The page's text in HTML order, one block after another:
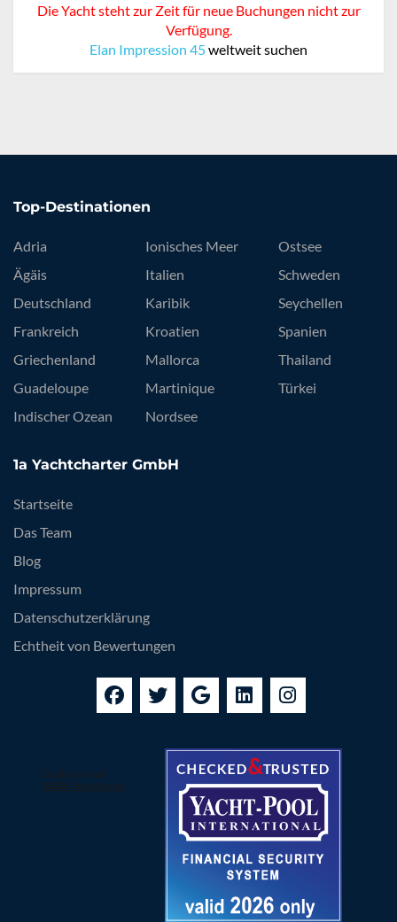
Die Yacht steht zur Zeit für neue Buchungen nicht zur
Verfügung.
Elan Impression 45weltweit suchen
Top-Destinationen
Adria
Ägäis
Deutschland
Frankreich
Griechenland
Guadeloupe
Indischer Ozean
Ionisches Meer
Italien
Karibik
Kroatien
Mallorca
Martinique
Nordsee
Ostsee
Schweden
Seychellen
Spanien
Thailand
Türkei
1a Yachtcharter GmbH
Startseite
Das Team
Blog
Impressum
Datenschutzerklärung
Echtheit von Bewertungen